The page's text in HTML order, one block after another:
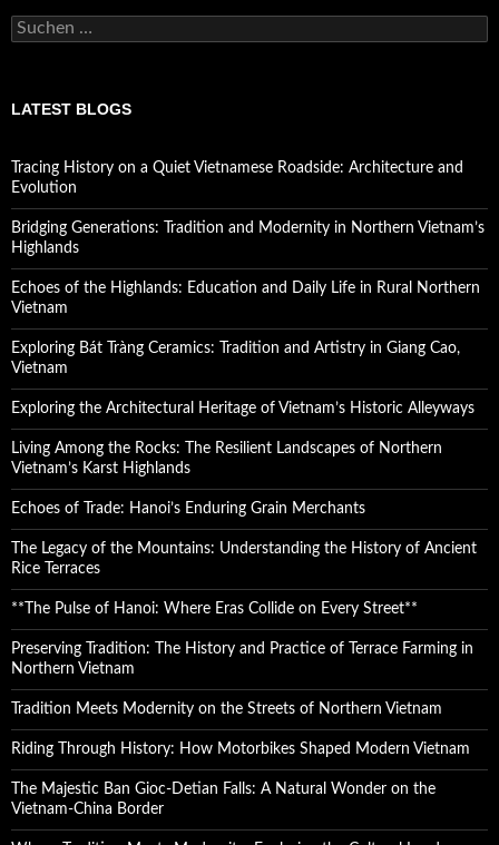
Suchen
nach:
LATEST BLOGS
Tracing History on a Quiet Vietnamese Roadside: Architecture and
Evolution
Bridging Generations: Tradition and Modernity in Northern Vietnam’s
Highlands
Echoes of the Highlands: Education and Daily Life in Rural Northern
Vietnam
Exploring Bát Tràng Ceramics: Tradition and Artistry in Giang Cao,
Vietnam
Exploring the Architectural Heritage of Vietnam’s Historic Alleyways
Living Among the Rocks: The Resilient Landscapes of Northern
Vietnam’s Karst Highlands
Echoes of Trade: Hanoi’s Enduring Grain Merchants
The Legacy of the Mountains: Understanding the History of Ancient
Rice Terraces
**The Pulse of Hanoi: Where Eras Collide on Every Street**
Preserving Tradition: The History and Practice of Terrace Farming in
Northern Vietnam
Tradition Meets Modernity on the Streets of Northern Vietnam
Riding Through History: How Motorbikes Shaped Modern Vietnam
The Majestic Ban Gioc-Detian Falls: A Natural Wonder on the
Vietnam-China Border